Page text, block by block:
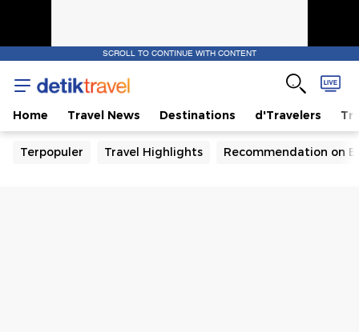
SCROLL TO CONTINUE WITH CONTENT
Home Travel News Destinations d'Travelers
Terpopuler Travel Highlights Recommendation on